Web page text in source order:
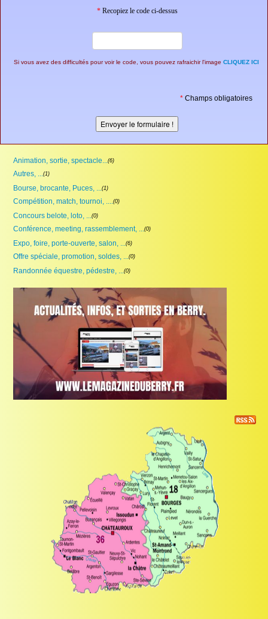
*Recopiez le code ci-dessus
Si vous avez des difficultés pour voir le code, vous pouvez rafraichir l'image CLIQUEZ ICI
* Champs obligatoires
Animation, sortie, spectacle...(6)
Autres, ...(1)
Bourse, brocante, Puces, ...(1)
Compétition, match, tournoi, ....(0)
Concours belote, loto, ...(0)
Conférence, meeting, rassemblement, ...(0)
Expo, foire, porte-ouverte, salon, ...(6)
Offre spéciale, promotion, soldes, ...(0)
Randonnée équestre, pédestre, ...(0)